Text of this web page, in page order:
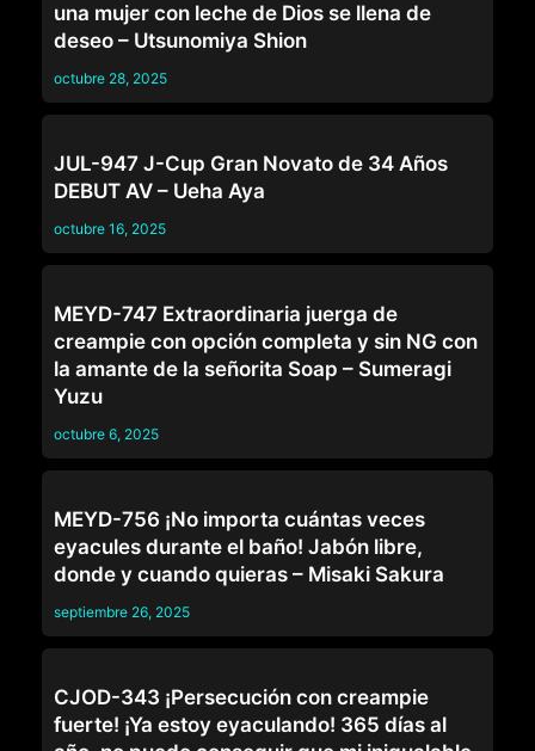
una mujer con leche de Dios se llena de
deseo – Utsunomiya Shion
octubre 28, 2025
JUL-947 J-Cup Gran Novato de 34 Años
DEBUT AV – Ueha Aya
octubre 16, 2025
MEYD-747 Extraordinaria juerga de
creampie con opción completa y sin NG con
la amante de la señorita Soap – Sumeragi
Yuzu
octubre 6, 2025
MEYD-756 ¡No importa cuántas veces
eyacules durante el baño! Jabón libre,
donde y cuando quieras – Misaki Sakura
septiembre 26, 2025
CJOD-343 ¡Persecución con creampie
fuerte! ¡Ya estoy eyaculando! 365 días al